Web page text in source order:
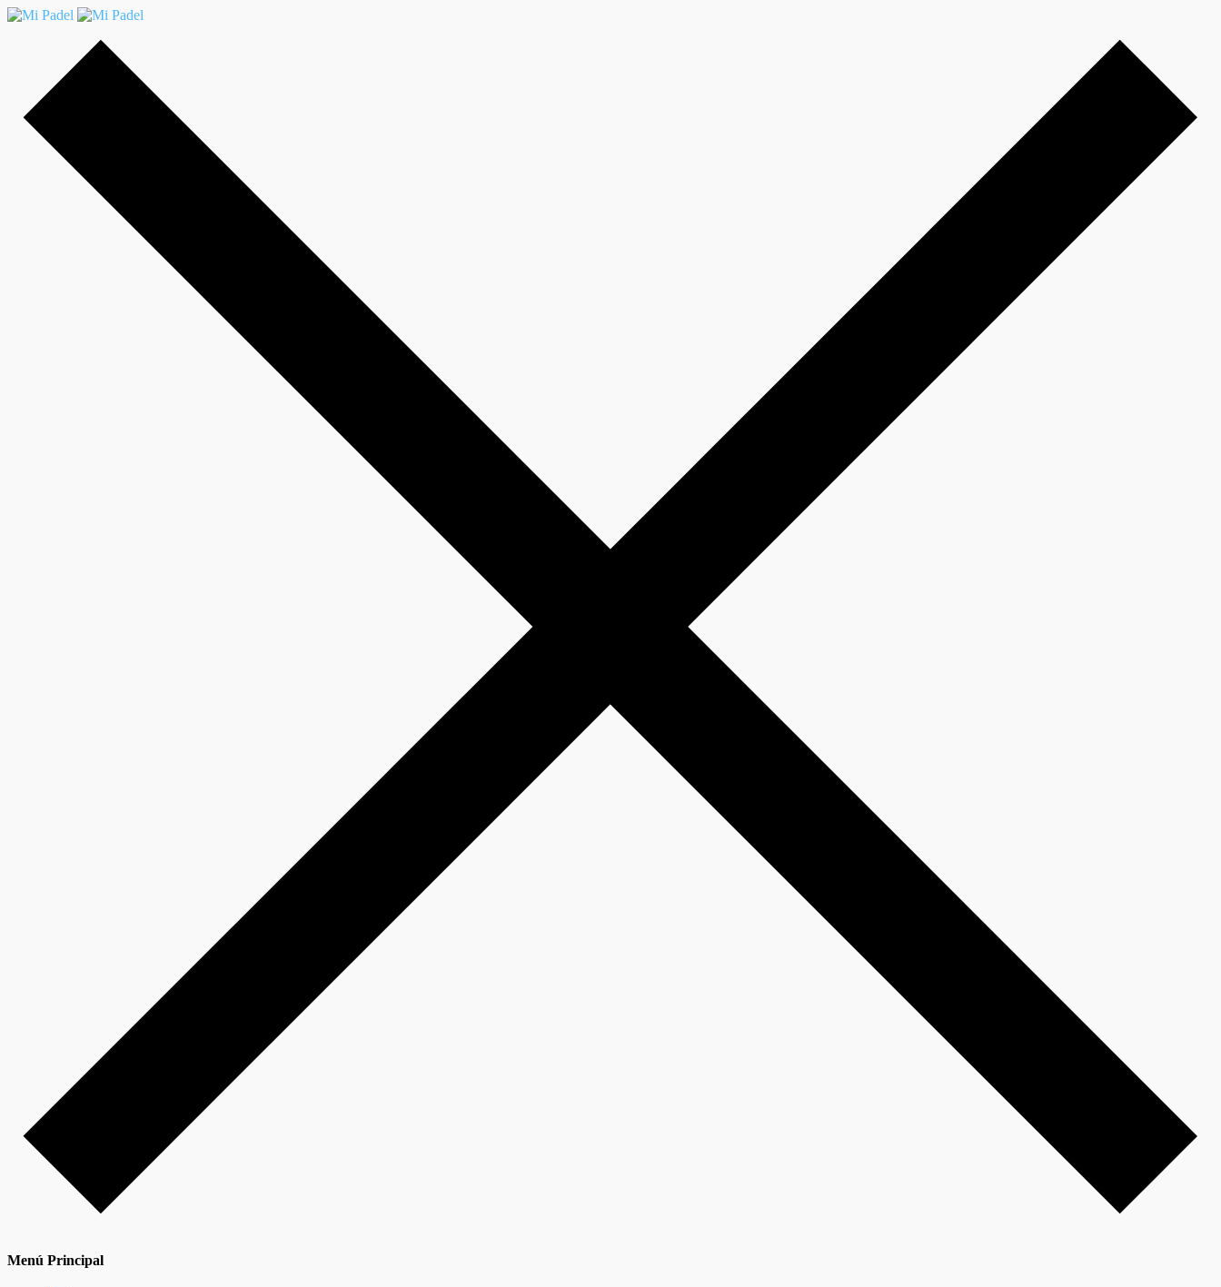
Menú Principal